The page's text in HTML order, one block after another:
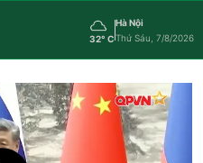
32° C
Hà Nội
Thứ Sáu, 7/8/2026